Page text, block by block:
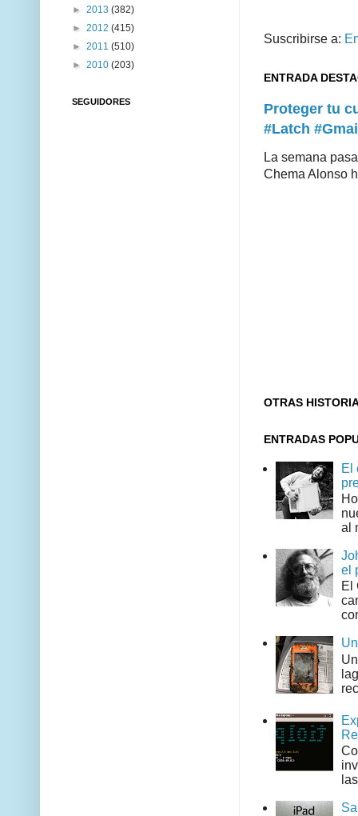
Suscribirse a:
ENTRADA
Proteger tu
#Latch
La semana
Chema Alonso
OTRAS
ENTRADAS
El
al
el
El
► 2013 (382)
► 2012 (415)
► 2011 (510)
► 2010 (203)
SEGUIDORES